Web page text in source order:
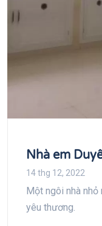
Nhà em
14 thg 12, 2022
Một ngôi nhà
yêu thương.